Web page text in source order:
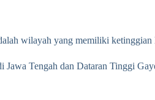
wilayah yang memiliki
Tengah dan Dataran Tinggi